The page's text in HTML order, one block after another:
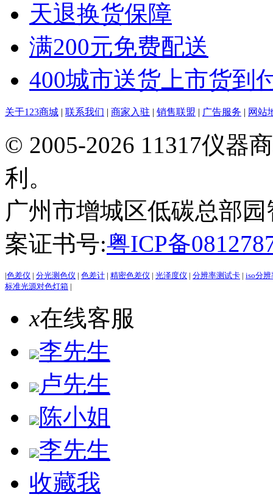
天退换货保障
满200元免费配送
400城市送货上市货到
关于123商城 | 联系我们 | 商家入驻 | 销售联盟 | 广告服务 | 网站
© 2005-2026 11317仪器
利。
广州市增城区低碳总部园智
案证书号:粤ICP备
|色差仪 | 分光测色仪 | 色差计 | 精密色差仪 | 光泽度仪 | 分辨率测试卡 | iso分
标准光源对色灯箱 |
x在线客服
李先生
卢先生
陈小姐
李先生
收藏我